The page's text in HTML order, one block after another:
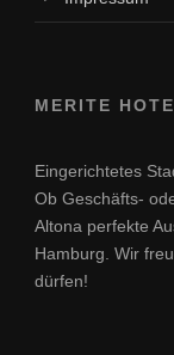
MERITE
Eingerichtetes
Ob Geschäfts-
Altona perfekte
Hamburg. Wir
dürfen!